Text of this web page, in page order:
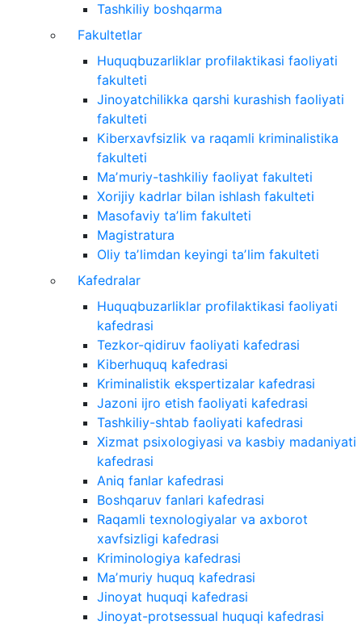
Tashkiliy boshqarma
Fakultetlar
Huquqbuzarliklar profilaktikasi faoliyati
fakulteti
Jinoyatchilikka qarshi kurashish faoliyati
fakulteti
Kiberxavfsizlik va raqamli kriminalistika
fakulteti
Maʼmuriy-tashkiliy faoliyat fakulteti
Xorijiy kadrlar bilan ishlash fakulteti
Masofaviy taʼlim fakulteti
Magistratura
Oliy taʼlimdan keyingi taʼlim fakulteti
Kafedralar
Huquqbuzarliklar profilaktikasi faoliyati
kafedrasi
Tezkor-qidiruv faoliyati kafedrasi
Kiberhuquq kafedrasi
Kriminalistik ekspertizalar kafedrasi
Jazoni ijro etish faoliyati kafedrasi
Tashkiliy-shtab faoliyati kafedrasi
Xizmat psixologiyasi va kasbiy madaniyati
kafedrasi
Aniq fanlar kafedrasi
Boshqaruv fanlari kafedrasi
Raqamli texnologiyalar va axborot
xavfsizligi kafedrasi
Kriminologiya kafedrasi
Maʼmuriy huquq kafedrasi
Jinoyat huquqi kafedrasi
Jinoyat-protsessual huquqi kafedrasi